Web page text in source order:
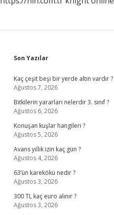
Sidebar
Son Yazılar
Kaç çeşit beşi bir yerde altın vardır ?
Ağustos 7, 2026
Bitkilerin yararları nelerdir 3. sınıf ?
Ağustos 6, 2026
Konuşan kuşlar hangileri ?
Ağustos 5, 2026
Avans yıllık izin kaç gün ?
Ağustos 4, 2026
63’ün karekökü nedir ?
Ağustos 3, 2026
300 TL kaç euro alınır ?
Ağustos 3, 2026